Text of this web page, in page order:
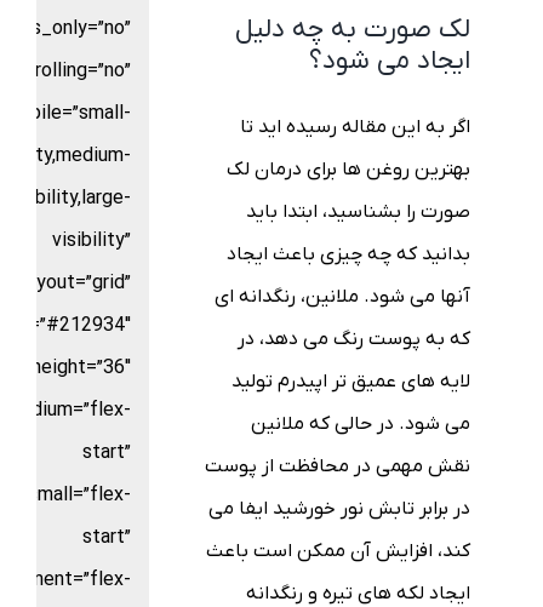
لک صورت به چه دلیل
ایجاد می شود؟
اگر به این مقاله رسیده اید تا
بهترین روغن ها برای درمان لک
صورت را بشناسید، ابتدا باید
بدانید که چه چیزی باعث ایجاد
آنها می شود. ملانین، رنگدانه ای
که به پوست رنگ می دهد، در
لایه های عمیق تر اپیدرم تولید
می شود. در حالی که ملانین
نقش مهمی در محافظت از پوست
در برابر تابش نور خورشید ایفا می
کند، افزایش آن ممکن است باعث
ایجاد لکه های تیره و رنگدانه
scrolling=”no”
visibility,large-
visibility”
layout=”grid”
start”
start”